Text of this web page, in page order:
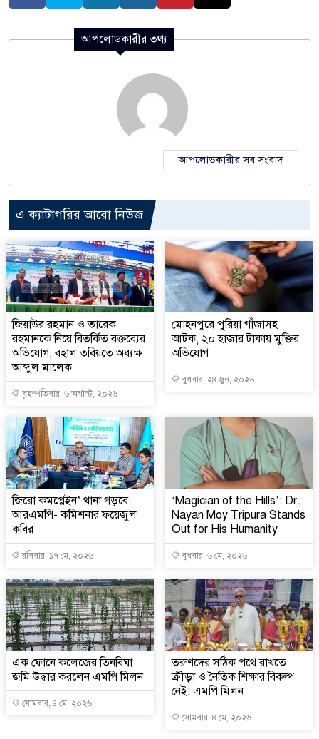
আপলোডকারীর তথ্য
আপলোডকারীর সব সংবাদ
এ ক্যাটাগরির আরো নিউজ
জিয়াউর রহমান ও তারেক
রহমানকে নিয়ে বিতর্কিত বক্তব্যের
অভিযোগ, বহাল তবিয়তে অধ্যক্ষ
আব্দুল মালেক
বৃহস্পতিবার, ৬ অগাস্ট, ২০২৬
মোহনপুরে পুরিয়া গাঁজাসহ
আটক, ২০ হাজার টাকায় মুক্তির
অভিযোগ
বুধবার, ২৪ জুন, ২০২৬
জিরো কমপ্লেইন’ থানা গড়বে
আরএমপি- কমিশনার ফয়েজুল
কবির
রবিবার, ১৭ মে, ২০২৬
‘Magician of the Hills’: Dr.
Nayan Moy Tripura Stands
Out for His Humanity
বুধবার, ৬ মে, ২০২৬
এক ফোনে কলেজের তিনবিঘা
জমি উদ্ধার করলেন এমপি মিলন
সোমবার, ৪ মে, ২০২৬
তরুণদের সঠিক পথে রাখতে
ক্রীড়া ও নৈতিক শিক্ষার বিকল্প
নেই: এমপি মিলন
সোমবার, ৪ মে, ২০২৬